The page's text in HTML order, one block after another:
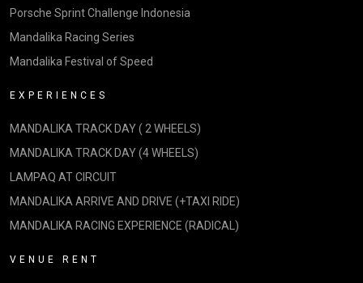
Porsche Sprint Challenge Indonesia
Mandalika Racing Series
Mandalika Festival of Speed
EXPERIENCES
MANDALIKA TRACK DAY ( 2 WHEELS)
MANDALIKA TRACK DAY (4 WHEELS)
LAMPAQ AT CIRCUIT
MANDALIKA ARRIVE AND DRIVE (+TAXI RIDE)
MANDALIKA RACING EXPERIENCE (RADICAL)
VENUE RENT